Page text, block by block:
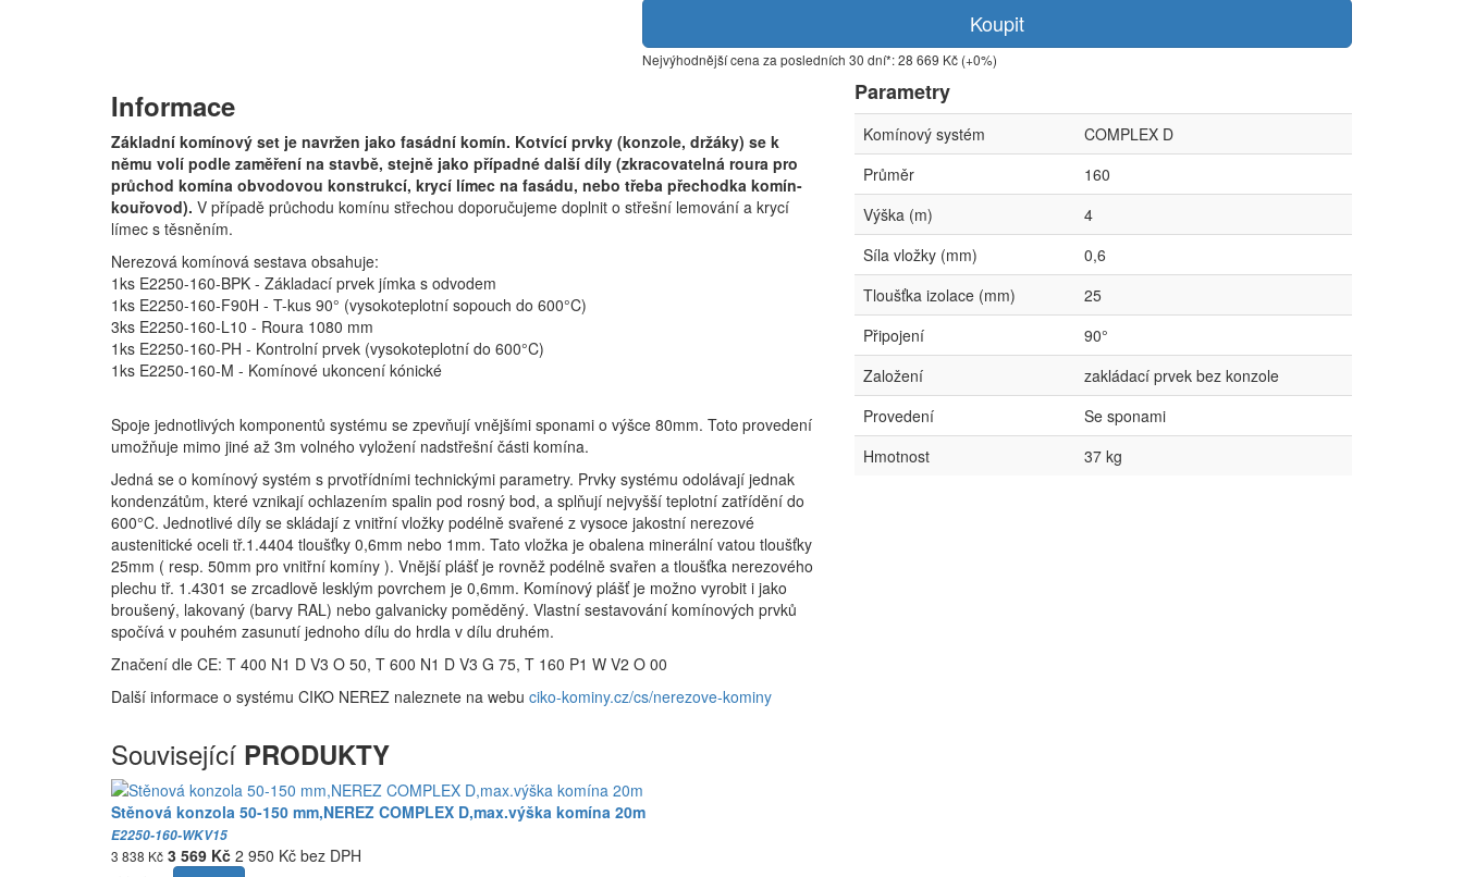
Koupit
Nejvýhodnější cena za posledních 30 dní*: 28 669 Kč (+0%)
Informace
Základní komínový set je navržen jako fasádní komín. Kotvící prvky (konzole, držáky) se k
němu volí podle zaměření na stavbě, stejně jako případné další díly (zkracovatelná roura pro
průchod komína obvodovou konstrukcí, krycí límec na fasádu, nebo třeba přechodka komín-
kouřovod). V případě průchodu komínu střechou doporučujeme doplnit o střešní lemování a krycí
límec s těsněním.
Nerezová komínová sestava obsahuje:
1ks E2250-160-BPK - Základací prvek jímka s odvodem
1ks E2250-160-F90H - T-kus 90° (vysokoteplotní sopouch do 600°C)
3ks E2250-160-L10 - Roura 1080 mm
1ks E2250-160-PH - Kontrolní prvek (vysokoteplotní do 600°C)
1ks E2250-160-M - Komínové ukoncení kónické
Spoje jednotlivých komponentů systému se zpevňují vnějšími sponami o výšce 80mm. Toto provedení
umožňuje mimo jiné až 3m volného vyložení nadstřešní části komína.
Jedná se o komínový systém s prvotřídními technickými parametry. Prvky systému odolávají jednak
kondenzátům, které vznikají ochlazením spalin pod rosný bod, a splňují nejvyšší teplotní zatřídění do
600°C. Jednotlivé díly se skládají z vnitřní vložky podélně svařené z vysoce jakostní nerezové
austenitické oceli tř.1.4404 tloušťky 0,6mm nebo 1mm. Tato vložka je obalena minerální vatou tloušťky
25mm ( resp. 50mm pro vnitřní komíny ). Vnější plášť je rovněž podélně svařen a tloušťka nerezového
plechu tř. 1.4301 se zrcadlově lesklým povrchem je 0,6mm. Komínový plášť je možno vyrobit i jako
broušený, lakovaný (barvy RAL) nebo galvanicky poměděný. Vlastní sestavování komínových prvků
spočívá v pouhém zasunutí jednoho dílu do hrdla v dílu druhém.
Značení dle CE: T 400 N1 D V3 O 50, T 600 N1 D V3 G 75, T 160 P1 W V2 O 00
Další informace o systému CIKO NEREZ naleznete na webu ciko-kominy.cz/cs/nerezove-kominy
Parametry
Komínový systém
COMPLEX D
Průměr
160
Výška (m)
4
Síla vložky (mm)
0,6
Tloušťka izolace (mm)
25
Připojení
90°
Založení
zakládací prvek bez konzole
Provedení
Se sponami
Hmotnost
37 kg
Související PRODUKTY
Stěnová konzola 50-150 mm,NEREZ COMPLEX D,max.výška komína 20m
E2250-160-WKV15
3 838 Kč 3 569 Kč 2 950 Kč bez DPH